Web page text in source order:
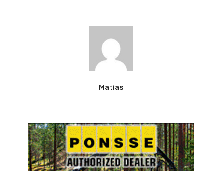
Matias